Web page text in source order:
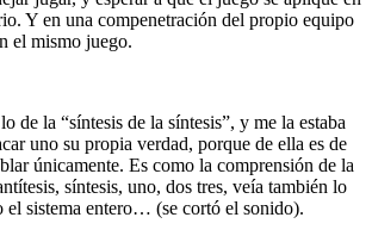
Y en una compenetración del propio equipo
el mismo juego.
de la “síntesis de la síntesis”, y me la estaba
uno su propia verdad, porque de ella es de
únicamente. Es como la comprensión de la
síntesis, uno, dos tres, veía también lo
sistema entero… (se cortó el sonido).